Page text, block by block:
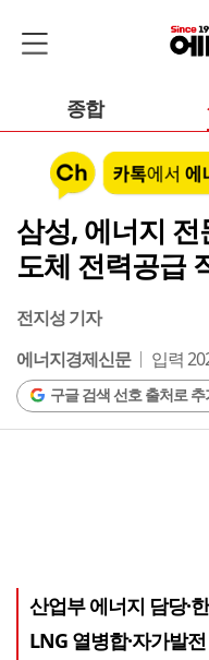
종합
삼성, 에너지
도체 전력공급
전지성 기자
에너지경제신문
입력
구글 검색 선호 출처로 추
산업부 에너지 담당·
LNG 열병합·자가발